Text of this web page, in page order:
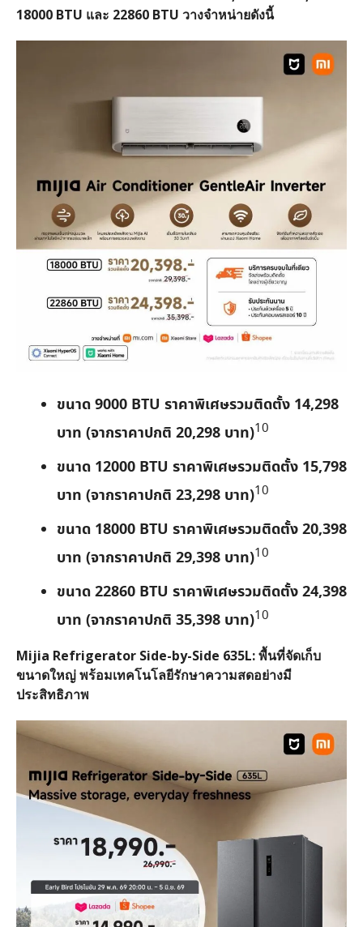
18000 BTU และ 22860 BTU วางจำหน่ายดังนี้
ขนาด9000 BTU ราคาพิเศษรวมติดตั้ง 14,298
บาท (จากราคาปกติ 20,298 บาท)10
ขนาด 12000 BTU ราคาพิเศษรวมติดตั้ง 15,798
บาท (จากราคาปกติ 23,298 บาท)10
ขนาด 18000 BTU ราคาพิเศษรวมติดตั้ง 20,398
บาท (จากราคาปกติ 29,398 บาท)10
ขนาด22860 BTU ราคาพิเศษรวมติดตั้ง 24,398
บาท (จากราคาปกติ 35,398 บาท)10
Mijia Refrigerator Side-by-Side 635L: พื้นที่จัดเก็บ
ขนาดใหญ่ พร้อมเทคโนโลยีรักษาความสดอย่างมี
ประสิทธิภาพ